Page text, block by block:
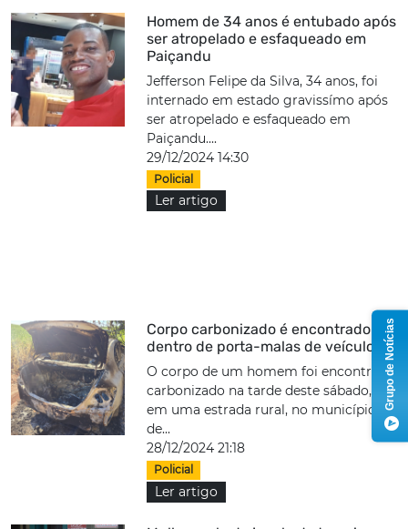
Homem de 34 anos é entubado após
ser atropelado e esfaqueado em
Paiçandu
Jefferson Felipe da Silva, 34 anos, foi
internado em estado gravissímo após
ser atropelado e esfaqueado em
Paiçandu....
29/12/2024 14:30
Policial
Ler artigo
Corpo carbonizado é encontrado
dentro de porta-malas de veículo
O corpo de um homem foi encontrado
carbonizado na tarde deste sábado, 28,
em uma estrada rural, no município
de...
28/12/2024 21:18
Policial
Ler artigo
Grupo de Notícias